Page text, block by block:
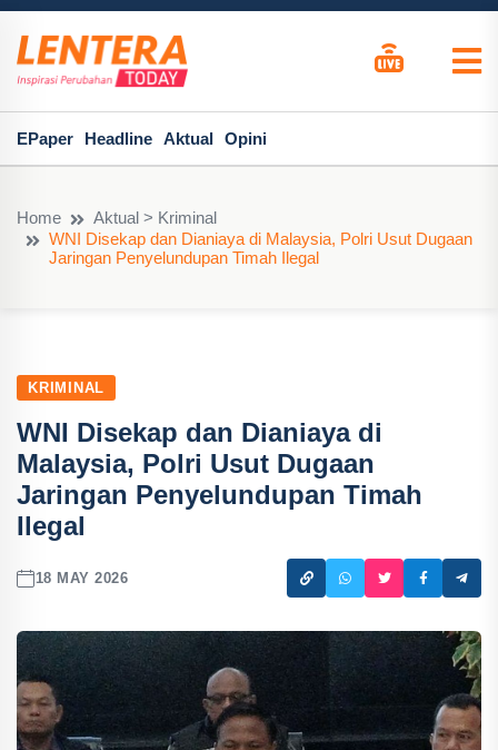
EPaper Headline Aktual Opini
Home
Aktual > Kriminal
WNI Disekap dan Dianiaya di Malaysia, Polri Usut Dugaan
Jaringan Penyelundupan Timah Ilegal
KRIMINAL
WNI Disekap dan Dianiaya di
Malaysia, Polri Usut Dugaan
Jaringan Penyelundupan Timah
Ilegal
18 MAY 2026